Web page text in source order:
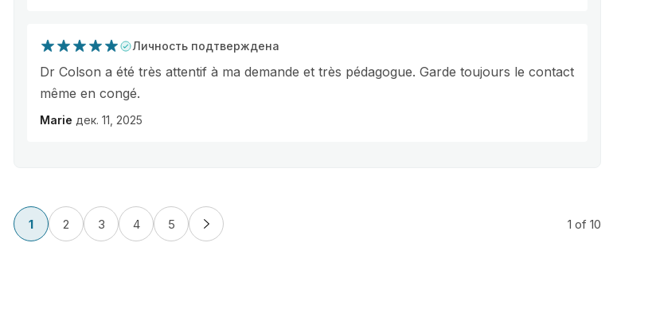
Личность подтверждена
Dr Colson a été très attentif à ma demande et très pédagogue. Garde toujours le contact
même en congé.
Marie дек. 11, 2025
1 2 3 4 5 1 of 10